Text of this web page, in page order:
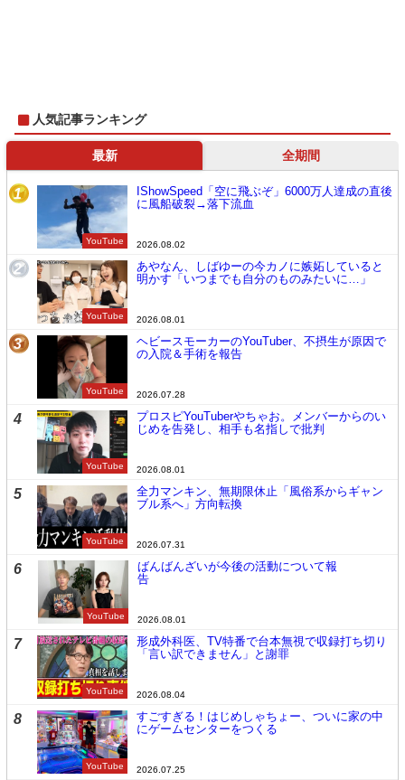
人気記事ランキング
最新 全期間
1
YouTube
IShowSpeed「空に飛ぶぞ」6000万人達成の直後
に風船破裂→落下流血
2026.08.02
2
YouTube
あやなん、しばゆーの今カノに嫉妬していると
明かす「いつまでも自分のものみたいに…」
2026.08.01
3
YouTube
ヘビースモーカーのYouTuber、不摂生が原因で
の入院＆手術を報告
2026.07.28
4
YouTube
プロスピYouTuberやちゃお。メンバーからのい
じめを告発し、相手も名指しで批判
2026.08.01
5
YouTube
全力マンキン、無期限休止「風俗系からギャン
ブル系へ」方向転換
2026.07.31
6
YouTube
ばんばんざいが今後の活動について報
告
2026.08.01
7
YouTube
形成外科医、TV特番で台本無視で収録打ち切り
「言い訳できません」と謝罪
2026.08.04
8
YouTube
すごすぎる！はじめしゃちょー、ついに家の中
にゲームセンターをつくる
2026.07.25